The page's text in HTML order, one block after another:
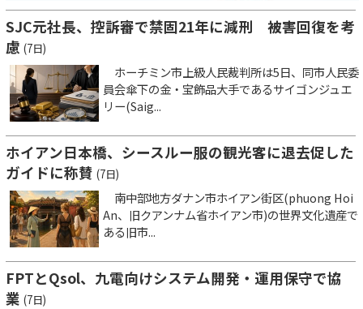
SJC元社長、控訴審で禁固21年に減刑 被害回復を考
慮 (7日)
ホーチミン市上級人民裁判所は5日、同市人民委
員会傘下の金・宝飾品大手であるサイゴンジュエ
リー(Saig...
ホイアン日本橋、シースルー服の観光客に退去促した
ガイドに称賛 (7日)
南中部地方ダナン市ホイアン街区(phuong Hoi
An、旧クアンナム省ホイアン市)の世界文化遺産で
ある旧市...
FPTとQsol、九電向けシステム開発・運用保守で協
業 (7日)